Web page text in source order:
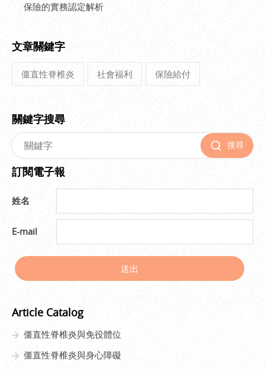
保險的實務認定解析
文章關鍵字
僵直性脊椎炎 社會福利 保險給付
關鍵字搜尋
搜尋
訂閱電子報
姓名
E-mail
送出
Article Catalog
僵直性脊椎炎與免役體位
僵直性脊椎炎與身心障礙